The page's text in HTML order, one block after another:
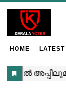
HOME LATEST